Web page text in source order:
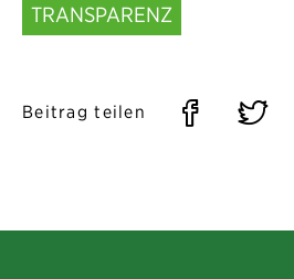
TRANSPARENZ
Beitrag teilen
Auf